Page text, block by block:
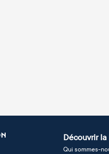
Découvrir
Qui sommes-